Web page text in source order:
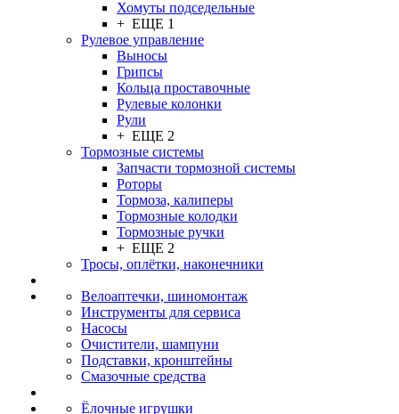
Хомуты подседельные
+ ЕЩЕ 1
Рулевое управление
Выносы
Грипсы
Кольца проставочные
Рулевые колонки
Рули
+ ЕЩЕ 2
Тормозные системы
Запчасти тормозной системы
Роторы
Тормоза, калиперы
Тормозные колодки
Тормозные ручки
+ ЕЩЕ 2
Тросы, оплётки, наконечники
Велоаптечки, шиномонтаж
Инструменты для сервиса
Насосы
Очистители, шампуни
Подставки, кронштейны
Смазочные средства
Ёлочные игрушки